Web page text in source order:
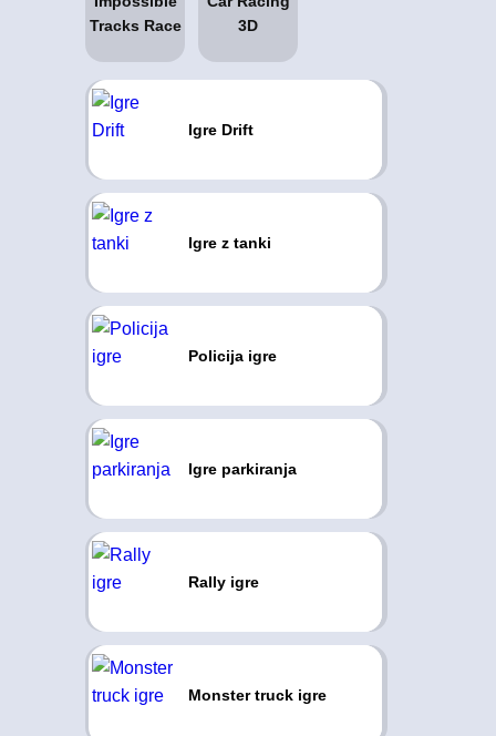
Igre Drift
Igre z tanki
Policija igre
Igre parkiranja
Rally igre
Monster truck igre